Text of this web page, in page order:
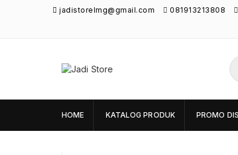
jadistorelmg@gmail.com 081913213808
Unik di Lamongan
HOME KATALOG PRODUK PROMO